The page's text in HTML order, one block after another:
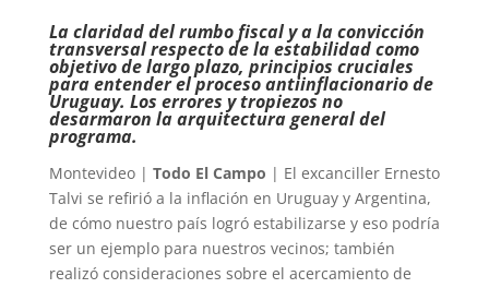
La claridad del rumbo fiscal y a la convicción
transversal respecto de la estabilidad como
objetivo de largo plazo, principios cruciales
para entender el proceso antiinflacionario de
Uruguay. Los errores y tropiezos no
desarmaron la arquitectura general del
programa.
Montevideo | Todo El Campo | El excanciller Ernesto
Talvi se refirió a la inflación en Uruguay y Argentina,
de cómo nuestro país logró estabilizarse y eso podría
ser un ejemplo para nuestros vecinos; también
realizó consideraciones sobre el acercamiento de